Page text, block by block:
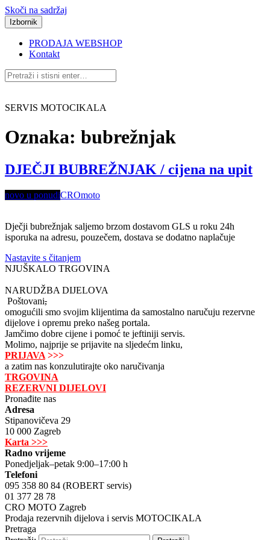
Skoči na sadržaj
Izbornik
PRODAJA WEBSHOP
Kontakt
SERVIS MOTOCIKALA
Oznaka: bubrežnjak
DJEČJI BUBREŽNJAK / cijena na upit
novo u ponudiCROmoto
Dječji bubrežnjak saljemo brzom dostavom GLS u roku 24h
isporuka na adresu, pouzečem, dostava se dodatno naplačuje
Nastavite s čitanjem
NJUŠKALO TRGOVINA
NARUDŽBA DIJELOVA
Poštovani,
omogućili smo svojim klijentima da samostalno naručuju rezervne
dijelove i opremu preko našeg portala.
Jamčimo dobre cijene i pomoć te jeftiniji servis.
Molimo, najprije se prijavite na sljedećm linku,
PRIJAVA >>>
a zatim nas konzulutirajte oko naručivanja
TRGOVINA
REZERVNI DIJELOVI
Pronađite nas
Adresa
Stipanovičeva 29
10 000 Zagreb
Karta >>>
Radno vrijeme
Ponedjeljak–petak 9:00–17:00 h
Telefoni
095 358 80 84 (ROBERT servis)
01 377 28 78
CRO MOTO Zagreb
Prodaja rezervnih dijelova i servis MOTOCIKALA
Pretraga